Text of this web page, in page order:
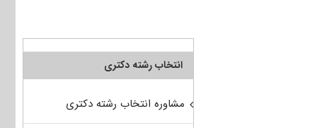
انتخاب رشته دکتری
مشاوره انتخاب رشته دکتری